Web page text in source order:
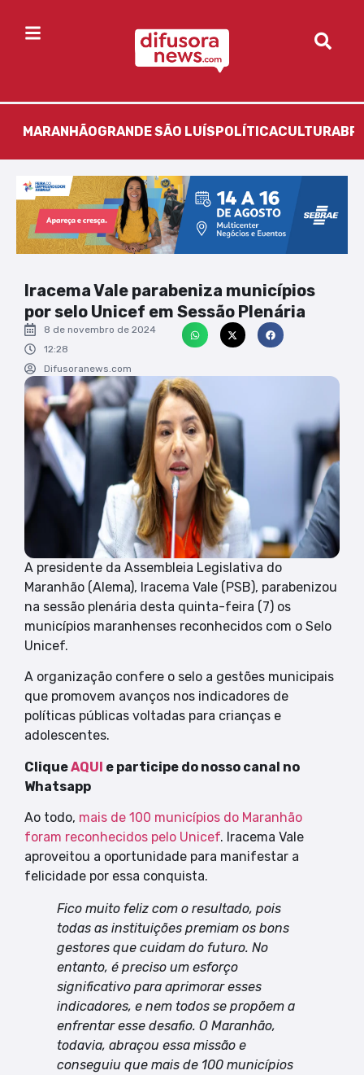
MARANHÃOGRANDE SÃO LUÍS POLÍTICACULTURA
Iracema Vale parabeniza municípios
por selo Unicef em Sessão Plenária
8 de novembro de 2024
12:28
Difusoranews.com
A presidente da Assembleia Legislativa do
Maranhão (Alema), Iracema Vale (PSB), parabenizou
na sessão plenária desta quinta-feira (7) os
municípios maranhenses reconhecidos com o Selo
Unicef.
A organização confere o selo a gestões municipais
que promovem avanços nos indicadores de
políticas públicas voltadas para crianças e
adolescentes.
CliqueAQUI e participe do nosso canal no
Whatsapp
Ao todo, mais de 100 municípios do Maranhão
foram reconhecidos pelo Unicef. Iracema Vale
aproveitou a oportunidade para manifestar a
felicidade por essa conquista.
Fico muito feliz com o resultado, pois
todas as instituições premiam os bons
gestores que cuidam do futuro. No
entanto, é preciso um esforço
significativo para aprimorar esses
indicadores, e nem todos se propõem a
enfrentar esse desafio. O Maranhão,
todavia, abraçou essa missão e
conseguiu que mais de 100 municípios